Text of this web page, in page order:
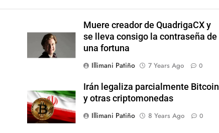
Muere creador de QuadrigaCX y
se lleva consigo la contraseña de
una fortuna
Illimani Patiño
7 Years Ago 0
Irán legaliza parcialmente Bitcoin
y otras criptomonedas
Illimani Patiño
8 Years Ago 0